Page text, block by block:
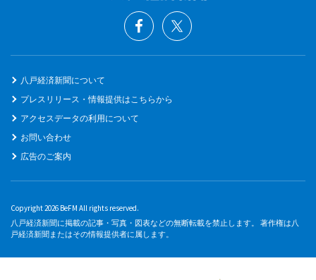
八戸経済新聞について
プレスリリース・情報提供はこちらから
アクセスデータの利用について
お問い合わせ
広告のご案内
Copyright 2026 BeFM All rights reserved.
八戸経済新聞に掲載の記事・写真・図表などの無断転載を禁止します。 著作権は八
戸経済新聞またはその情報提供者に属します。